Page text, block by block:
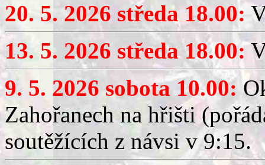
20. 5. 2026 středa 18.00:
13. 5. 2026 středa 18.00:
9. 5. 2026 sobota 10.00:
Zahořanech na hřišti
soutěžících z návsi v 9:15.